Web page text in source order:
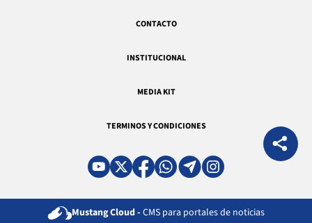
CONTACTO
INSTITUCIONAL
MEDIA KIT
TERMINOS Y CONDICIONES
Mustang Cloud - CMS para portales de noticias